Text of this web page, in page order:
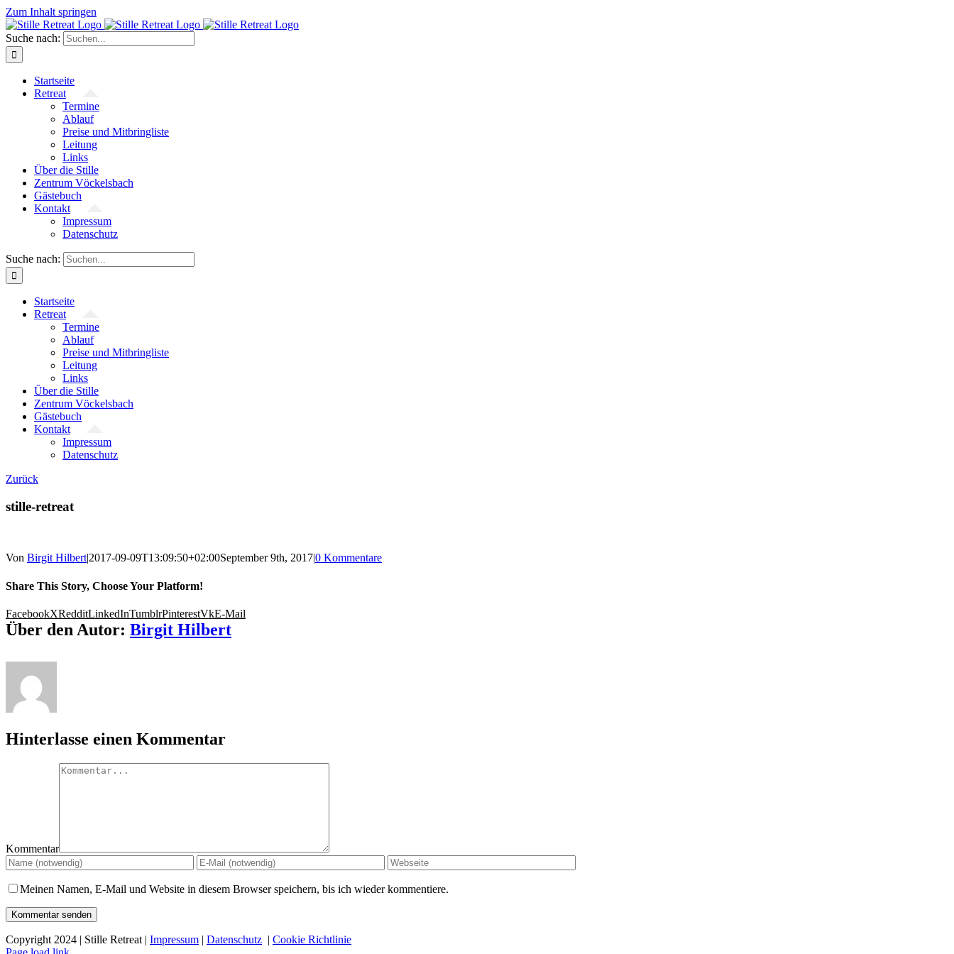
Zum Inhalt springen
Suche nach:
Startseite
Retreat
Termine
Ablauf
Preise und Mitbringliste
Leitung
Links
Über die Stille
Zentrum Vöckelsbach
Gästebuch
Kontakt
Impressum
Datenschutz
Suche nach:
Startseite
Retreat
Termine
Ablauf
Preise und Mitbringliste
Leitung
Links
Über die Stille
Zentrum Vöckelsbach
Gästebuch
Kontakt
Impressum
Datenschutz
Zurück
stille-retreat
Von Birgit Hilbert|2017-09-09T13:09:50+02:00September 9th, 2017|0 Kommentare
Share This Story, Choose Your Platform!
FacebookXRedditLinkedInTumblrPinterestVkE-Mail
Über den Autor: Birgit Hilbert
Hinterlasse einen Kommentar
Kommentar
Meinen Namen, E-Mail und Website in diesem Browser speichern, bis ich wieder kommentiere.
Copyright 2024 | Stille Retreat | Impressum | Datenschutz | Cookie Richtlinie